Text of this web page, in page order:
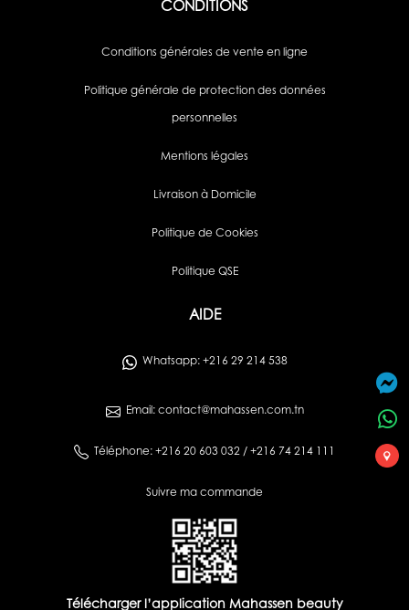
CONDITIONS
Conditions générales de vente en ligne
Politique générale de protection des données
personnelles
Mentions légales
Livraison à Domicile
Politique de Cookies
Politique QSE
AIDE
Whatsapp: +216 29 214 538
Email: contact@mahassen.com.tn
Téléphone: +216 20 603 032 / +216 74 214 111
Suivre ma commande
Télécharger l’application Mahassen beauty